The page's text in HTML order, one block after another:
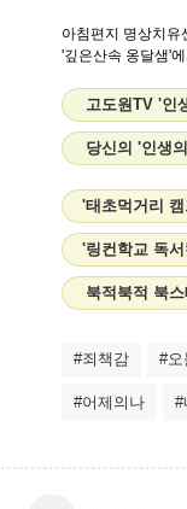
아침편지 명상치유
'깊은산속 옹달샘'에
고도원TV '인
당신의 '인생
'태초먹거리
'링컨학교 독
북적북적 북
#죄책감 #오
#어제의나 #